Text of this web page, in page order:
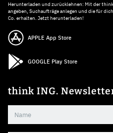
Herunterladen und zurücklehnen: Mit der
angeben, Suchaufträge anlegen und die für
Co. erhalten. Jetzt herunterladen!
APPLE App Store
GOOGLE Play Store
think ING.